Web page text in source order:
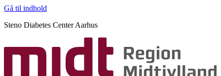
Gå til indhold
Steno Diabetes Center Aarhus